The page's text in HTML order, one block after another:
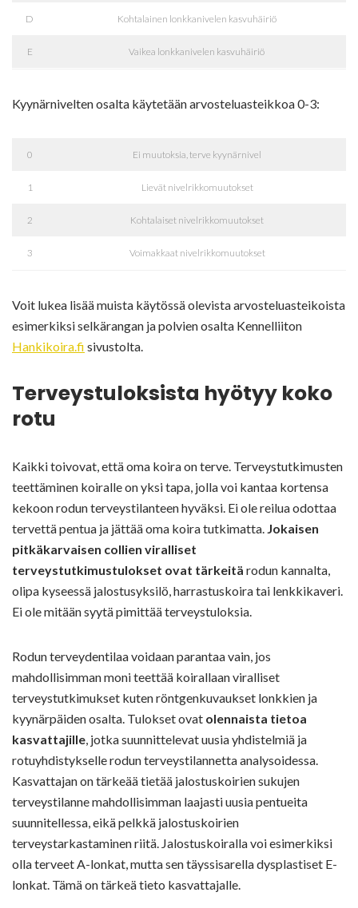
D Kohtalainen lonkkanivelen kasvuhäiriö
E Vaikea lonkkanivelen kasvuhäiriö
Kyynärnivelten osalta käytetään arvosteluasteikkoa 0-3:
0 Ei muutoksia, terve kyynärnivel
1 Lievät nivelrikkomuutokset
2 Kohtalaiset nivelrikkomuutokset
3 Voimakkaat nivelrikkomuutokset
Voit lukea lisää muista käytössä olevista arvosteluasteikoista
esimerkiksi selkärangan ja polvien osalta Kennelliiton
Hankikoira.fi sivustolta.
Terveystuloksista hyötyy koko
rotu
Kaikki toivovat, että oma koira on terve. Terveystutkimusten
teettäminen koiralle on yksi tapa, jolla voi kantaa kortensa
kekoon rodun terveystilanteen hyväksi. Ei ole reilua odottaa
tervettä pentua ja jättää oma koira tutkimatta. Jokaisen
pitkäkarvaisen collien viralliset
terveystutkimustulokset ovat tärkeitä rodun kannalta,
olipa kyseessä jalostusyksilö, harrastuskoira tai lenkkikaveri.
Ei ole mitään syytä pimittää terveystuloksia.
Rodun terveydentilaa voidaan parantaa vain, jos
mahdollisimman moni teettää koirallaan viralliset
terveystutkimukset kuten röntgenkuvaukset lonkkien ja
kyynärpäiden osalta. Tulokset ovat olennaista tietoa
kasvattajille, jotka suunnittelevat uusia yhdistelmiä ja
rotuyhdistykselle rodun terveystilannetta analysoidessa.
Kasvattajan on tärkeää tietää jalostuskoirien sukujen
terveystilanne mahdollisimman laajasti uusia pentueita
suunnitellessa, eikä pelkkä jalostuskoirien
terveystarkastaminen riitä. Jalostuskoiralla voi esimerkiksi
olla terveet A-lonkat, mutta sen täyssisarella dysplastiset E-
lonkat. Tämä on tärkeä tieto kasvattajalle.